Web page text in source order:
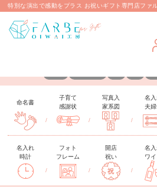
特別な演出で感動をプラス お祝いギフト専門店ファ
命名書
/
子育て
感謝状
/
写真入
家系図
/
名入
夫
名入れ
時計
/
フォト
フレーム
/
開店
祝い
/
名入
ワ